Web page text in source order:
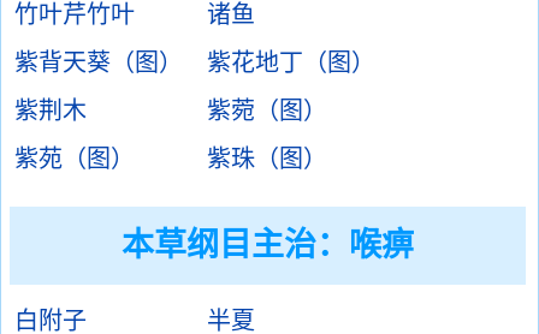
竹叶芹竹叶
诸鱼
紫背天葵（图）
紫花地丁（图）
紫荆木
紫菀（图）
紫苑（图）
紫珠（图）
本草纲目主治：喉痹
白附子 半夏